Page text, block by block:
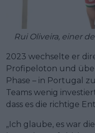
Rui Oliveira, einer
2023 wechselte er
Profipeloton und
Phase – in Portugal
Teams wenig
dass es die richtige
„Ich glaube, es war